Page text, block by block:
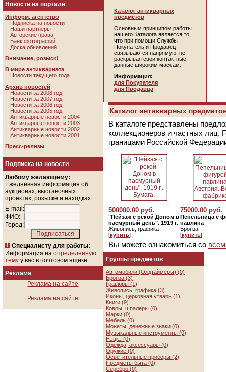
Новости на портале
Информ. агентство
Подписка на новости
Наши партнеры
Авторские права
Банк фотографий
Доска обьявлений
Внимание, розыск!
В мире антиквариата
Новости текущего года
Архив новостей
Новости за 2008 год
Новости за 2007 год
Новости за 2006 год
Новости за 2005 год
Антикварные новости 2004
Антикварные новости 2003
Антикварные новости 2002
Антикварные новости 2001
Пресс-релизы
Подписка на новости
Любому желающему:
Ежедневная информация об
аукционах, выставочных
проектах, розыске и находках.
E-mail:
ФИО:
Город:
Специалисту для работы:
Информация на определенную
тему у вас в почтовом ящике.
Реклама
Реклама на сайте
Реклама на сайте
Каталог антикварных
предметов
Основным принципом работы
нашего Каталога является то,
что при помощи Службы
Покупатель и Продавец
связываются напрямую, не
раскрывая свои контактные
данные широким массам.
Информация:
для Покупателя
для Продавца
Каталог антикварных
В каталоге представлены
коллекционеров и частных лиц.
границами Российской
500000.00 руб.
"Пейзаж с рекой Доном в
пасмурный день". 1919 г.
Живопись, графика
[купить]
75000.00 руб.
Пепельница с
павлина
Бронза
[купить]
Вы можете ознакомиться со
Группы предметов
Автомобили (Олдтаймеры) (0)
Бронза (3)
Гравюры (1)
Живопись, графика (3)
Иконы, церковная утварь (1)
Книги (9)
Ковры, шпалеры (0)
Марки (0)
Мебель (0)
Монеты, денежные знаки (0)
Музыкальные инструменты (0)
Нэцкэ (0)
Одежда, аксессуары (0)
Оружие (0)
Осветительные приборы (2)
Предметы быта (0)
Серебро (0)